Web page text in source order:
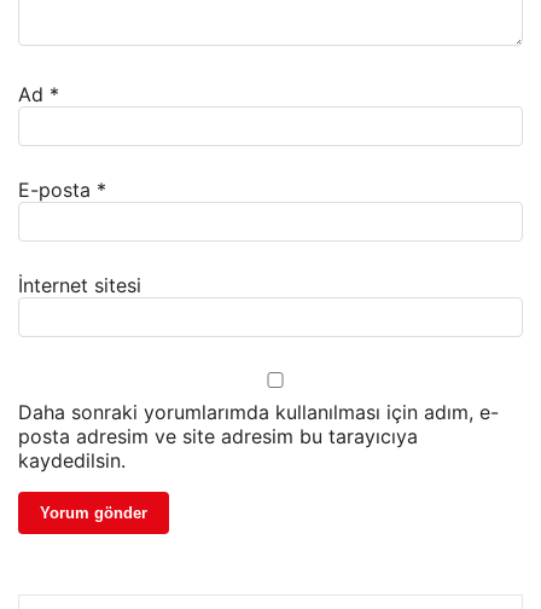
Ad *
E-posta *
İnternet sitesi
Daha sonraki yorumlarımda kullanılması için adım, e-
posta adresim ve site adresim bu tarayıcıya
kaydedilsin.